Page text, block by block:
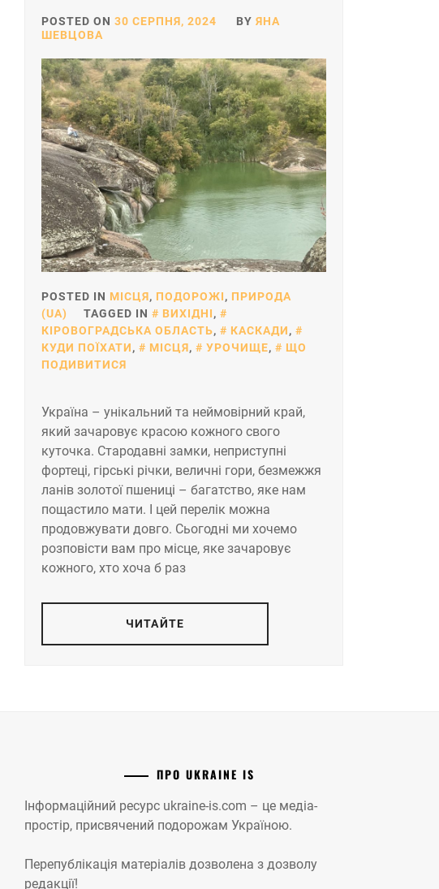
POSTED ON 30 СЕРПНЯ, 2024 BY ЯНА
ШЕВЦОВА
POSTED IN МІСЦЯ, ПОДОРОЖІ, ПРИРОДА
(UA)
TAGGED IN ВИХІДНІ,
КІРОВОГРАДСЬКА ОБЛАСТЬ, КАСКАДИ,
КУДИ ПОЇХАТИ, МІСЦЯ, УРОЧИЩЕ,
ЩО
ПОДИВИТИСЯ
Україна – унікальний та неймовірний край,
який зачаровує красою кожного свого
куточка. Стародавні замки, неприступні
фортеці, гірські річки, величні гори, безмежжя
ланів золотої пшениці – багатство, яке нам
пощастило мати. І цей перелік можна
продовжувати довго. Сьогодні ми хочемо
розповісти вам про місце, яке зачаровує
кожного, хто хоча б раз
ЧИТАЙТЕ
ПРО UKRAINE IS
Інформаційний ресурс ukraine-is.com – це медіа-
простір, присвячений подорожам Україною.
Перепублікація матеріалів дозволена з дозволу
редакції!